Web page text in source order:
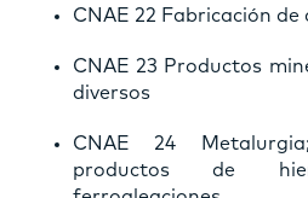
CNAE 22 Fabricación
CNAE 23 Productos
diversos
CNAE 24
productos de